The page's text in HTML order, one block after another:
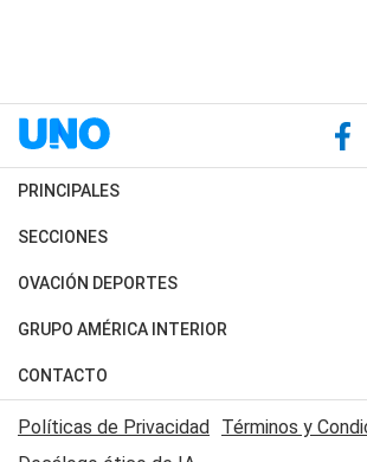
PRINCIPALES
Últimas Noticias
Política
Judiciales
Economia
SECCIONES
Horóscopo
Motores
Trucos caseros
Series y Películas
OVACIÓN DEPORTES
Fútbol
Mundial
Automovilismo
Rugby
GRUPO AMÉRICA INTERIOR
Canal 7 en Vivo
CONTACTO
Acerca de Nosotros
Políticas de Privacidad Términos y